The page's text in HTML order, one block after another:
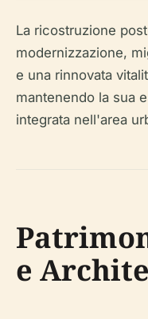
La ricostruzione
modernizzazione,
e una rinnovata
mantenendo la sua
integrata nell'area
e